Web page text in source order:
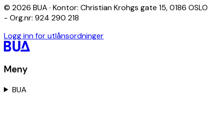
© 2026 BUA · Kontor: Christian Krohgs gate 15, 0186 OSLO
- Org.nr: 924 290 218
Logg inn for utlånsordninger
Meny
BUA